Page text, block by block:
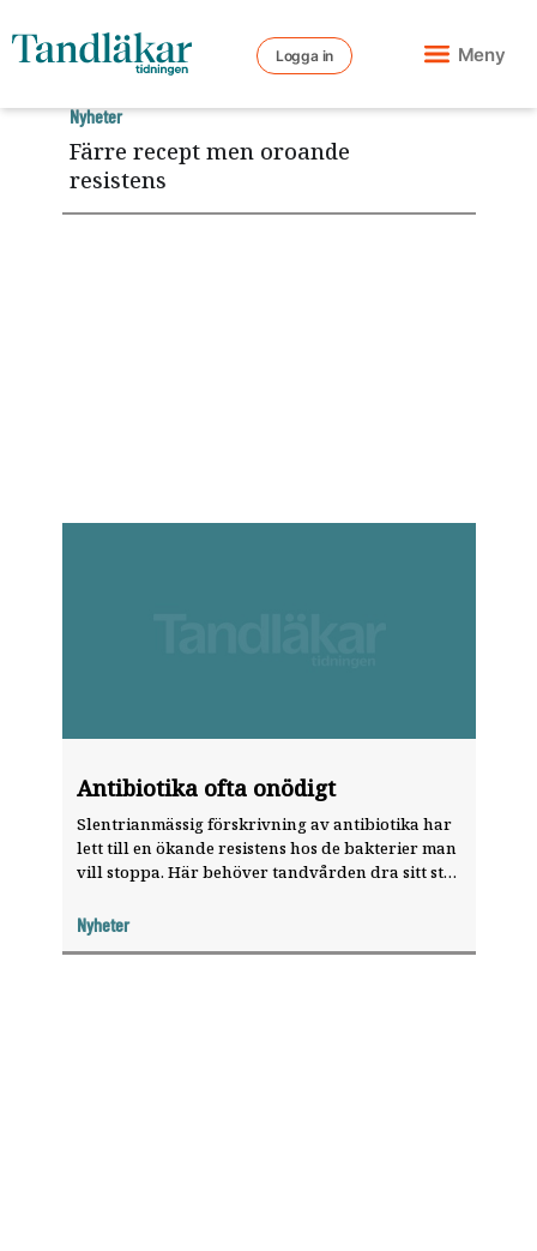
Logga in Meny
Antibiotika ofta onödigt
Slentrianmässig förskrivning av antibiotika har
lett till en ökande resistens hos de bakterier man
vill stoppa. Här behöver tandvården dra sitt strå
är indicerat
Nyheter
Färre recept men oroande
resistens
Nyheter